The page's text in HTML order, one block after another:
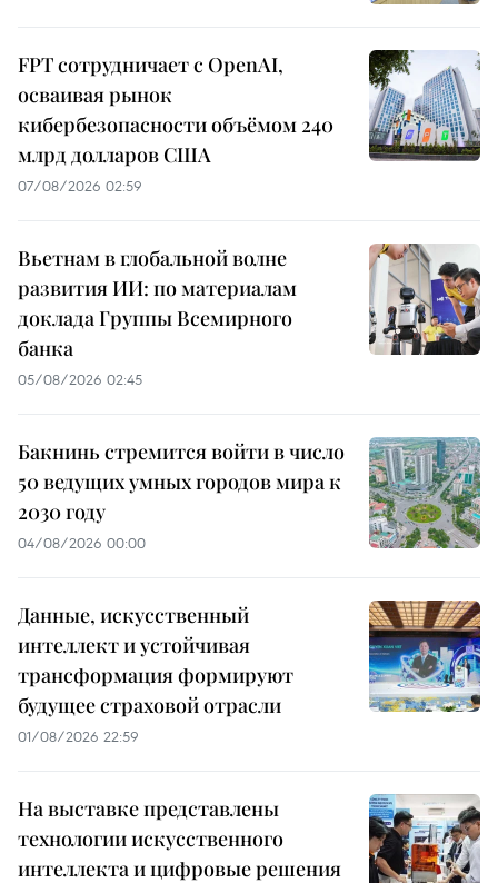
FPT сотрудничает с OpenAI,
осваивая рынок
кибербезопасности объёмом 240
млрд долларов США
07/08/2026 02:59
Вьетнам в глобальной волне
развития ИИ: по материалам
доклада Группы Всемирного
банка
05/08/2026 02:45
Бакнинь стремится войти в число
50 ведущих умных городов мира к
2030 году
04/08/2026 00:00
Данные, искусственный
интеллект и устойчивая
трансформация формируют
будущее страховой отрасли
01/08/2026 22:59
На выставке представлены
технологии искусственного
интеллекта и цифровые решения